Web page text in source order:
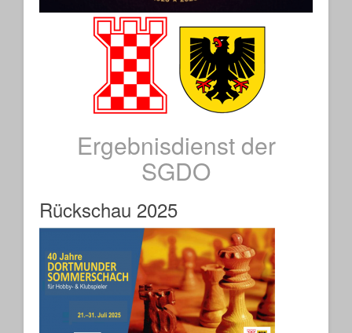
Ergebnisdienst der
SGDO
Rückschau 2025